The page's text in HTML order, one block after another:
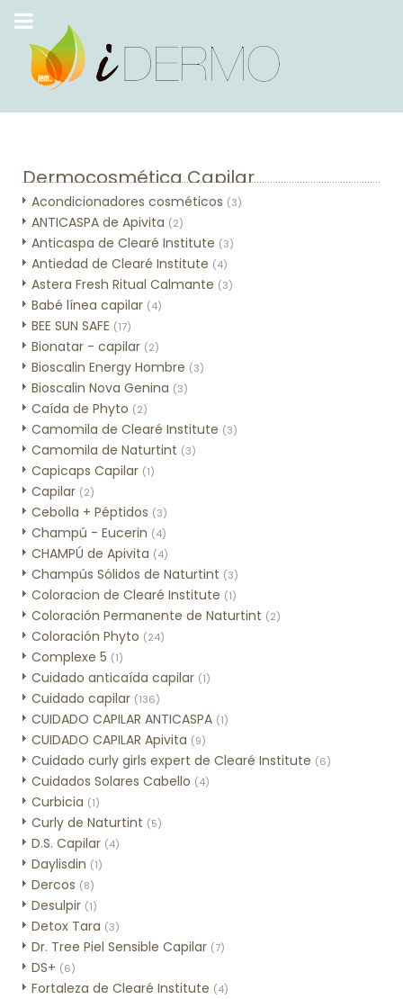
Dermocosmética Capilar
Acondicionadores cosméticos (3)
ANTICASPA de Apivita (2)
Anticaspa de Clearé Institute (3)
Antiedad de Clearé Institute (4)
Astera Fresh Ritual Calmante (3)
Babé línea capilar (4)
BEE SUN SAFE (17)
Bionatar - capilar (2)
Bioscalin Energy Hombre (3)
Bioscalin Nova Genina (3)
Caída de Phyto (2)
Camomila de Clearé Institute (3)
Camomila de Naturtint (3)
Capicaps Capilar (1)
Capilar (2)
Cebolla + Péptidos (3)
Champú - Eucerin (4)
CHAMPÚ de Apivita (4)
Champús Sólidos de Naturtint (3)
Coloracion de Clearé Institute (1)
Coloración Permanente de Naturtint (2)
Coloración Phyto (24)
Complexe 5 (1)
Cuidado anticaída capilar (1)
Cuidado capilar (136)
CUIDADO CAPILAR ANTICASPA (1)
CUIDADO CAPILAR Apivita (9)
Cuidado curly girls expert de Clearé Institute (6)
Cuidados Solares Cabello (4)
Curbicia (1)
Curly de Naturtint (5)
D.S. Capilar (4)
Daylisdin (1)
Dercos (8)
Desulpir (1)
Detox Tara (3)
Dr. Tree Piel Sensible Capilar (7)
DS+ (6)
Fortaleza de Clearé Institute (4)